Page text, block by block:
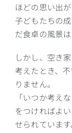
ほどの思い出が
子どもたちの
だ食卓の風景
しかし、空き
考えたとき、
りません。
「いつか考え
をつければよ
せられています